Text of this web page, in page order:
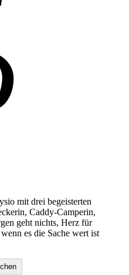
mit drei begeisterten
Caddy-Camperin,
geht nichts, Herz für
es die Sache wert ist